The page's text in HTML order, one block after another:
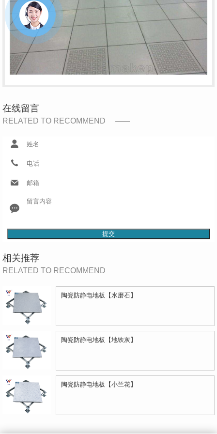
在线留言
RELATED TO RECOMMEND
提交
相关推荐
RELATED TO RECOMMEND
陶瓷防静电地板【水磨石】
陶瓷防静电地板【地铁灰】
陶瓷防静电地板【小兰花】